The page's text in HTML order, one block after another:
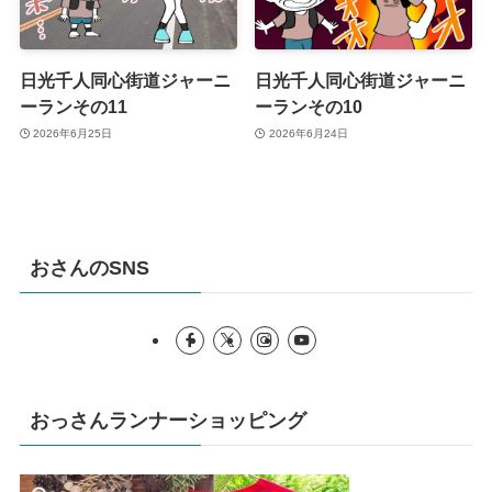
日光千人同心街道ジャーニ
ーランその11
2026年6月25日
日光千人同心街道ジャーニ
ーランその10
2026年6月24日
おさんのSNS
おっさんランナーショッピング